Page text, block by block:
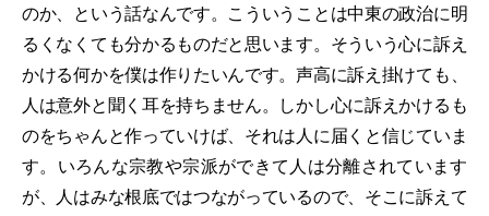
のか、という話なんです。こういうことは中東の政治に明
るくなくても分かるものだと思います。そういう心に訴え
かける何かを僕は作りたいんです。声高に訴え掛けても、
人は意外と聞く耳を持ちません。しかし心に訴えかけるも
のをちゃんと作っていけば、それは人に届くと信じていま
す。いろんな宗教や宗派ができて人は分離されています
が、人はみな根底ではつながっているので、そこに訴えて